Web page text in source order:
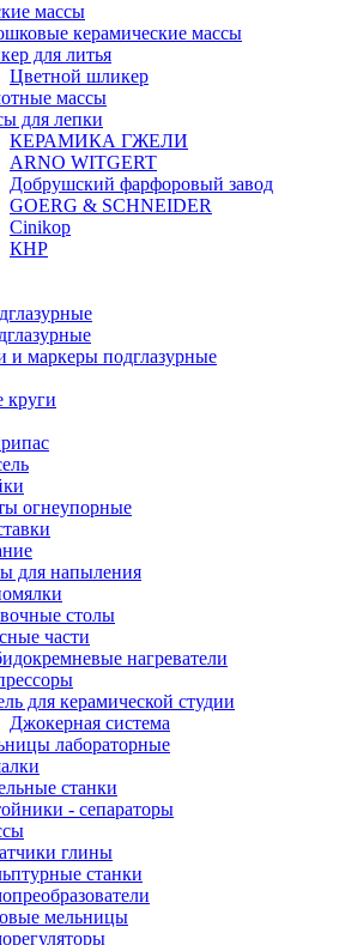
массы
керамические массы
для литья
Цветной шликер
массы
для лепки
КЕРАМИКА ГЖЕЛИ
ARNO WITGERT
Добрушский фарфоровый завод
GOERG & SCHNEIDER
Cinikop
КНР
и маркеры подглазурные
круги
огнеупорные
для напыления
столы
части
нагреватели
для керамической студии
Джокерная система
лабораторные
станки
- сепараторы
глины
станки
мельницы